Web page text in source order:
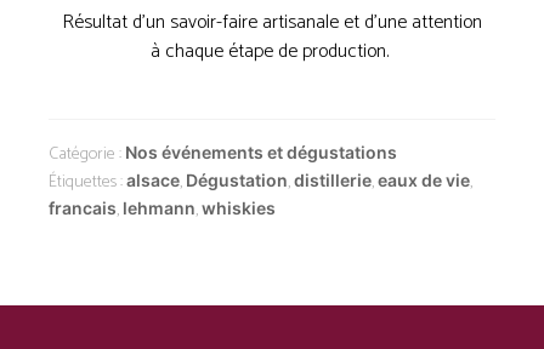
Résultat d’un savoir-faire artisanale et d’une attention
à chaque étape de production.
Catégorie : Nos événements et dégustations
Étiquettes :alsace, Dégustation,distillerie,eaux de vie,
francais, lehmann,whiskies